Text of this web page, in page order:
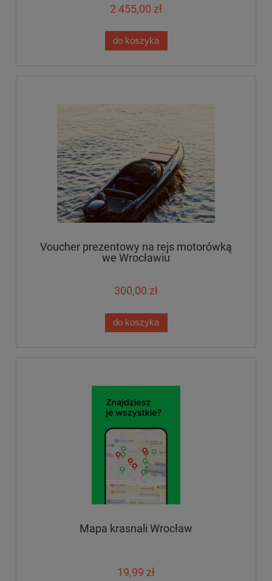
2 455,00 zł
do koszyka
Voucher prezentowy na rejs motorówką
we Wrocławiu
300,00 zł
do koszyka
Mapa krasnali Wrocław
19,99 zł